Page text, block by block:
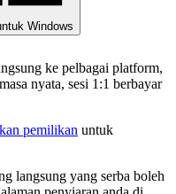
Windows
ke pelbagai platform,
nyata, sesi 1:1 berbayar
pemilikan untuk
langsung yang serba boleh